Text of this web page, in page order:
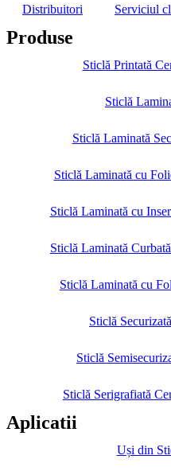
Distribuitori Serviciul
Produse
Sticlă Printată
Sticlă
Sticlă Laminată
Sticlă Laminată cu
Sticlă Laminată cu
Sticlă Laminată
Sticlă Laminată cu
Sticlă
Sticlă
Sticlă Serigrafiată
Aplicatii
Uși din